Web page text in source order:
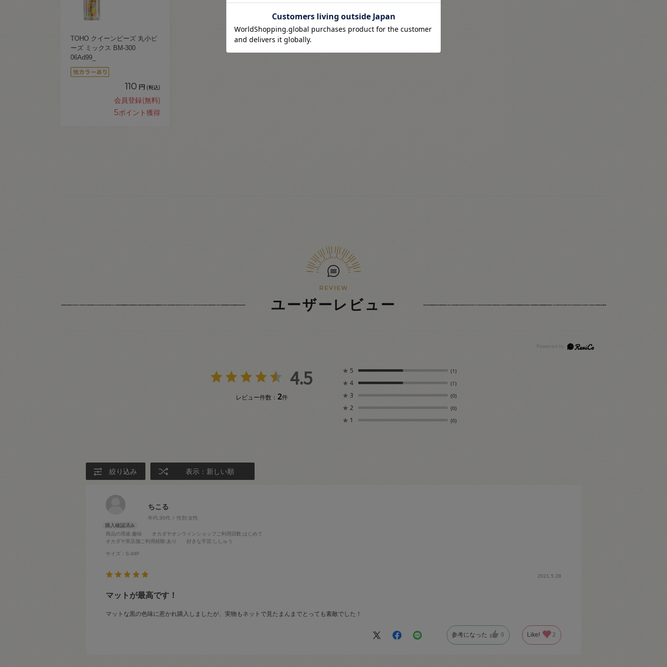
TOHO クイーンビーズ 丸小ビ
ーズ ミックス BM-300
06Ad99_
110 円 (税込)
会員登録(無料)
5ポイント獲得
ユーザーレビュー
4.5
レビュー件数： 2件
★ 5 (1)
★ 4 (1)
★ 3 (0)
★ 2 (0)
★ 1 (0)
絞り込み 表示：新しい順
ちこる
年代:30代 性別:女性
商品の用途:趣味 オカダヤオンラインショップご利用回数:はじめて
オカダヤ実店舗ご利用経験:あり 好きな手芸:ししゅう
サイズ：S-49F
2021.5.28
マットが最高です！
マットな黒の色味に惹かれ購入しましたが、実物もネットで見たまんまでとっても素敵でした！
参考になった 0 Like! 2